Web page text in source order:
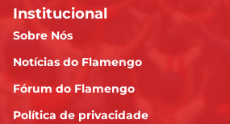
Institucional
Sobre Nós
Notícias do Flamengo
Fórum do Flamengo
Política de privacidade